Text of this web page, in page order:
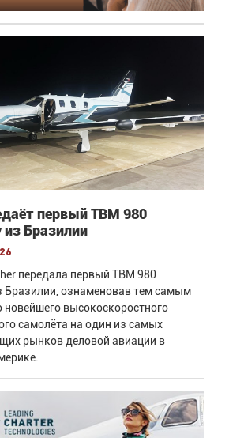
первый TBM 980
из Бразилии
передала первый TBM 980
Бразилии, ознаменовав тем самым
новейшего высокоскоростного
самолёта на один из самых
рынков деловой авиации в